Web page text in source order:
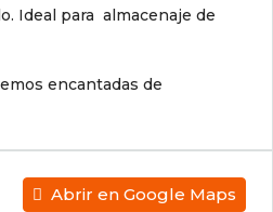
Ideal para almacenaje de
encantadas de
Abrir en Google Maps